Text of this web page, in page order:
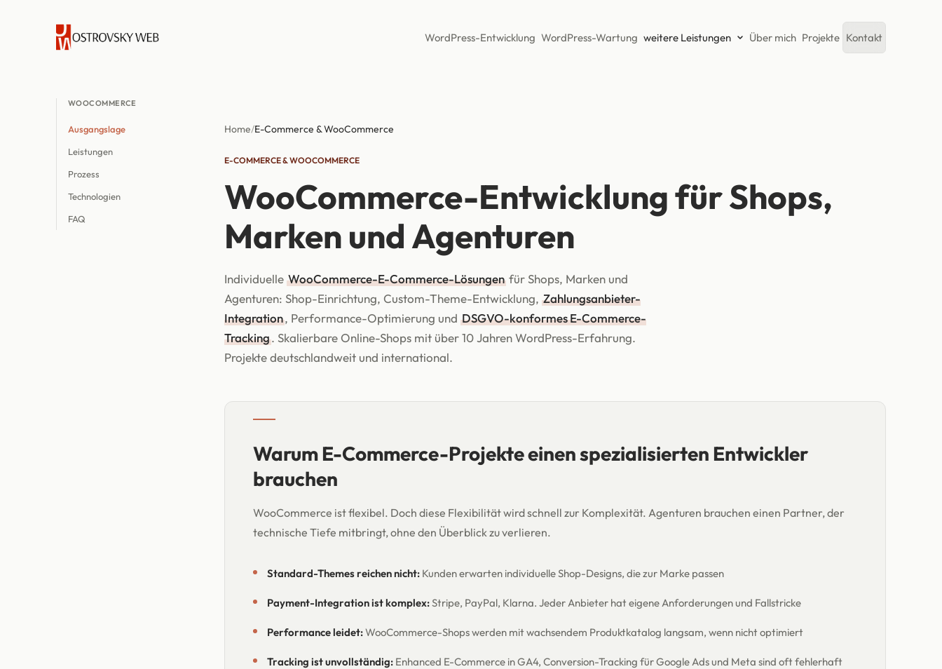
WordPress-Entwicklung WordPress-Wartung weitere Leistungen Über mich Projekte Kontakt
Home/E-Commerce & WooCommerce
E-COMMERCE & WOOCOMMERCE
WooCommerce-Entwicklung für Shops,
Marken und Agenturen
Individuelle WooCommerce-E-Commerce-Lösungen für Shops, Marken und
Agenturen: Shop-Einrichtung, Custom-Theme-Entwicklung, Zahlungsanbieter-
Integration, Performance-Optimierung und DSGVO-konformes E-Commerce-
Tracking. Skalierbare Online-Shops mit über 10 Jahren WordPress-Erfahrung.
Projekte deutschlandweit und international.
WOOCOMMERCE
Ausgangslage
Leistungen
Prozess
Technologien
FAQ
Warum E-Commerce-Projekte einen spezialisierten Entwickler
brauchen
WooCommerce ist flexibel. Doch diese Flexibilität wird schnell zur Komplexität. Agenturen brauchen einen Partner, der
technische Tiefe mitbringt, ohne den Überblick zu verlieren.
Standard-Themes reichen nicht: Kunden erwarten individuelle Shop-Designs, die zur Marke passen
Payment-Integration ist komplex:Stripe, PayPal, Klarna. Jeder Anbieter hat eigene Anforderungen und Fallstricke
Performance leidet:WooCommerce-Shops werden mit wachsendem Produktkatalog langsam, wenn nicht optimiert
Tracking ist unvollständig: Enhanced E-Commerce in GA4, Conversion-Tracking für Google Ads und Meta sind oft fehlerhaft